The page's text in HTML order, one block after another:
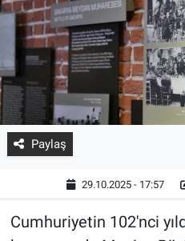
Paylaş
29.10.2025 - 17:57
Cumhuriyetin 102'nci